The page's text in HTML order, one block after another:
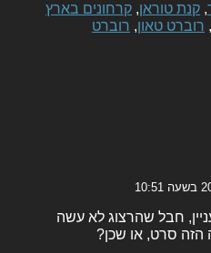
, קנת טוראן, קרחונים בארץ
, רוברט טאון, רוברט
חבל שהרצוג לא עשה
סרט, או שכן?